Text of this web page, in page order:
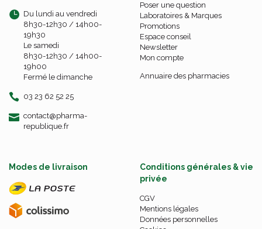
Du lundi au vendredi
8h30-12h30 / 14h00-
19h30
Le samedi
8h30-12h30 / 14h00-
19h00
Fermé le dimanche
03 23 62 52 25
contact-
@-
pharma-
republique.fr
Poser une question
Laboratoires & Marques
Promotions
Espace conseil
Newsletter
Mon compte
Annuaire des pharmacies
Modes de livraison
Conditions générales & vie
privée
CGV
Mentions légales
Données personnelles